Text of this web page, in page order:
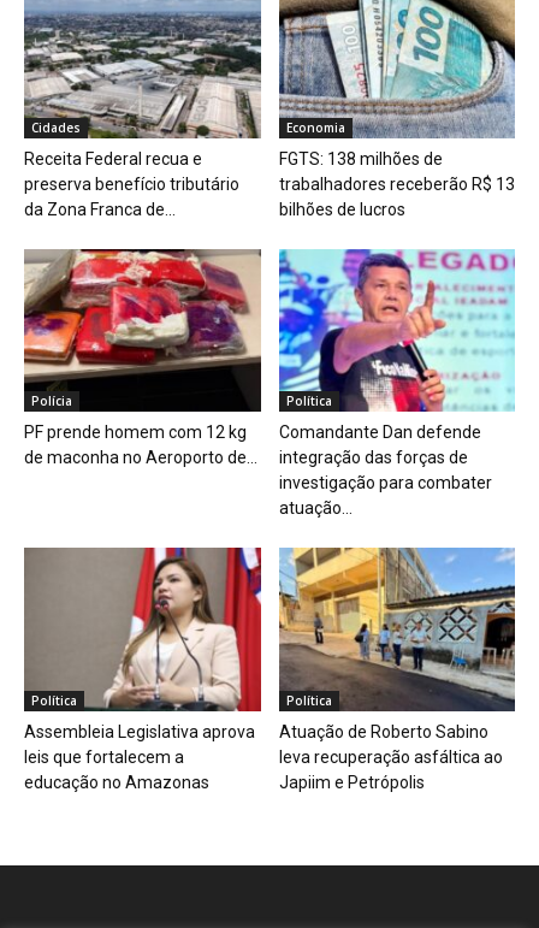
Cidades
Receita Federal recua e
preserva benefício tributário
da Zona Franca de...
Economia
FGTS: 138 milhões de
trabalhadores receberão R$ 13
bilhões de lucros
Polícia
PF prende homem com 12 kg
de maconha no Aeroporto de...
Política
Comandante Dan defende
integração das forças de
investigação para combater
atuação...
Política
Assembleia Legislativa aprova
leis que fortalecem a
educação no Amazonas
Política
Atuação de Roberto Sabino
leva recuperação asfáltica ao
Japiim e Petrópolis